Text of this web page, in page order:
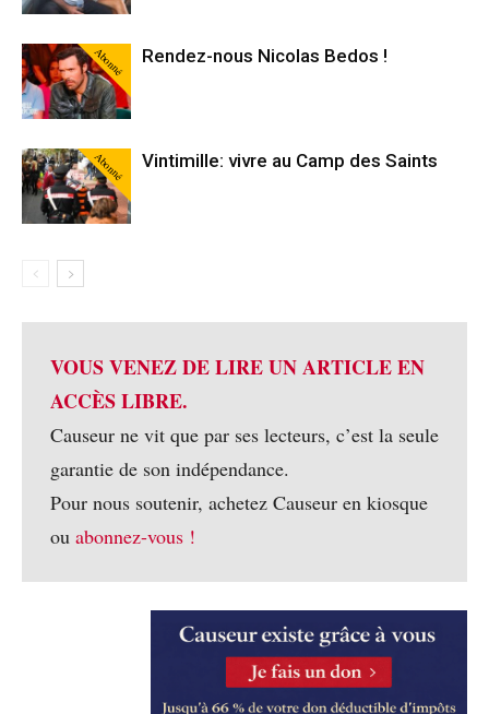
Abonné Rendez-nous Nicolas Bedos !
Abonné Vintimille: vivre au Camp des Saints
VOUS VENEZ DE LIRE UN ARTICLE EN
ACCÈS LIBRE.
Causeur ne vit que par ses lecteurs, c’est la seule
garantie de son indépendance.
Pour nous soutenir, achetez Causeur en kiosque
ou abonnez-vous !